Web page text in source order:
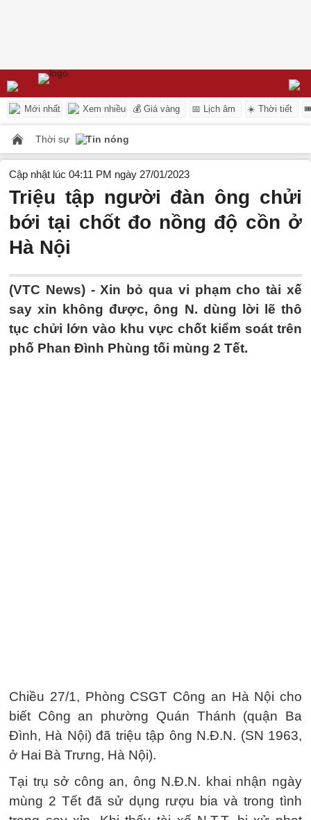
Mới nhất Xem nhiều 💰 Giá vàng 📅 Lịch âm ☀️ Thời tiết
Thời sự Tin nóng
Cập nhật lúc 04:11 PM ngày 27/01/2023
Triệu tập người đàn ông chửi
bới tại chốt đo nồng độ cồn ở
Hà Nội
(VTC News) -Xin bỏ qua vi phạm cho tài xế
say xỉn không được, ông N. dùng lời lẽ thô
tục chửi lớn vào khu vực chốt kiểm soát trên
phố Phan Đình Phùng tối mùng 2 Tết.
Chiều 27/1, Phòng CSGT Công an Hà Nội cho
biết Công an phường Quán Thánh (quận Ba
Đình, Hà Nội) đã triệu tập ông N.Đ.N. (SN 1963,
ở Hai Bà Trưng, Hà Nội).
Tại trụ sở công an, ông N.Đ.N. khai nhận ngày
mùng 2 Tết đã sử dụng rượu bia và trong tình